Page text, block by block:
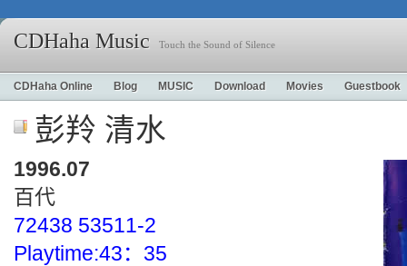
CDHaha Music Touch the Sound of Silence
CDHaha Online Blog MUSIC Download Movies Guestbook
彭羚 清水
1996.07
百代
72438 53511-2
Playtime:43：35